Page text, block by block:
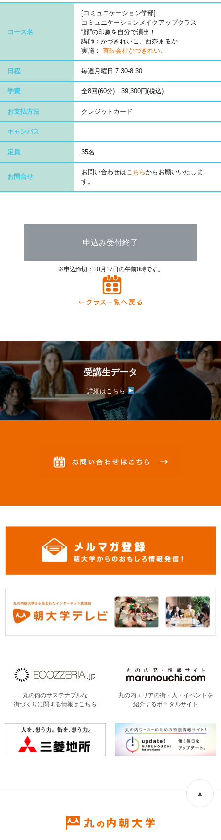
コース名
[コミュニケーション学部]
コミュニケーションメイクアップクラス
“顔”の印象を自分で演出！
講師：かづきれいこ、西奈まるか
実施： 有限会社かづきれいこ
日程 毎週月曜日 7:30-8:30
学費 全8回(60分) 39,300円(税込)
お支払方法 クレジットカード
キャンパス
定員 35名
お問合せ
お問い合わせはこちらからお願いいたしま
す。
申込み受付終了
※申込締切：10月17日の午前0時です。
受講生データ
詳細はこちら
丸の内のサステナブルな
街づくりに関する情報はこちら
丸の内エリアの街・人・イベントを
紹介するポータルサイト
▲